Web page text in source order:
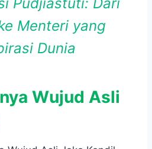
Pudjiastuti: Dari
Menteri yang
Dunia
Wujud Asli